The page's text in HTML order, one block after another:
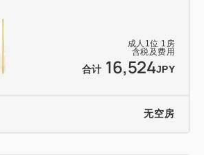
成人 1位 1 房
含税及费用
合计 16,524JPY
无空房